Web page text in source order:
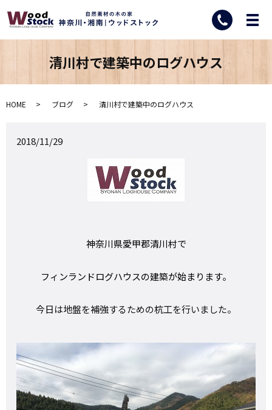
清川村で建築中のログハウス
HOME ブログ 清川村で建築中のログハウス
2018/11/29
神奈川県愛甲郡清川村で
フィンランドログハウスの建築が始まります。
今日は地盤を補強するための杭工を行いました。